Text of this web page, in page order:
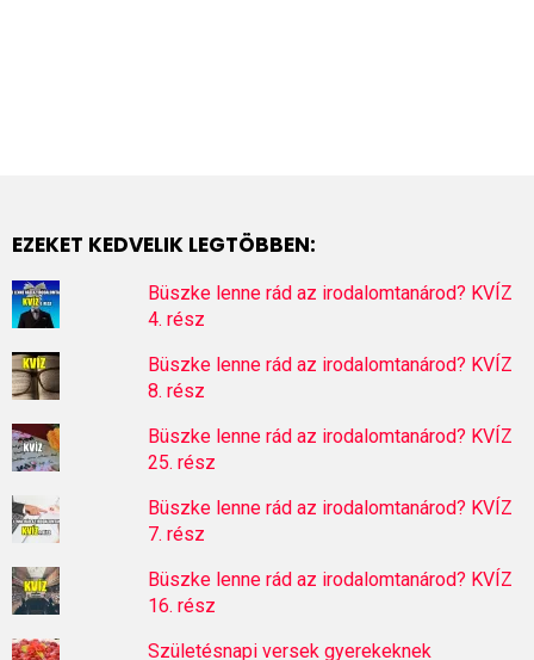
EZEKET KEDVELIK LEGTÖBBEN:
Büszke lenne rád az irodalomtanárod? KVÍZ
4. rész
Büszke lenne rád az irodalomtanárod? KVÍZ
8. rész
Büszke lenne rád az irodalomtanárod? KVÍZ
25. rész
Büszke lenne rád az irodalomtanárod? KVÍZ
7. rész
Büszke lenne rád az irodalomtanárod? KVÍZ
16. rész
Születésnapi versek gyerekeknek